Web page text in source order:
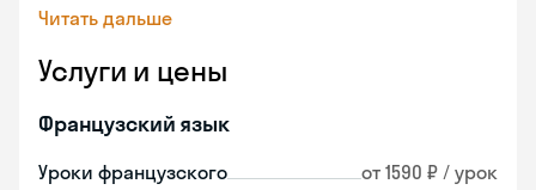
Читать дальше
Услуги и цены
Французский язык
Уроки французского от 1590 ₽ / урок